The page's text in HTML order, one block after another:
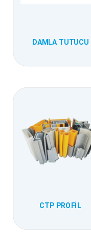
DAMLA TUTUCU
CTP PROFIL